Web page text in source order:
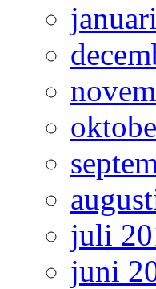
juli
juni